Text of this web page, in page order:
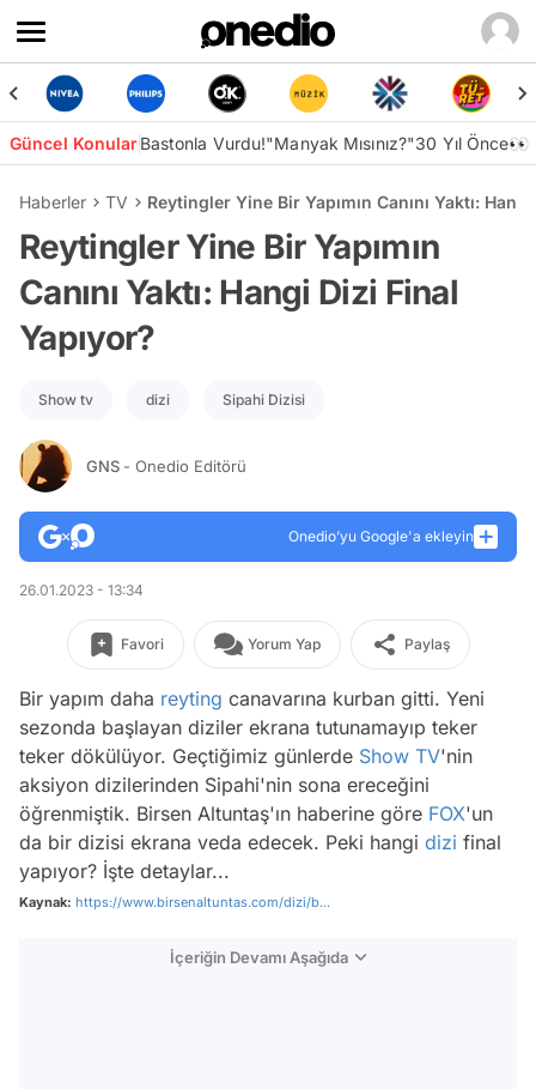
Güncel KonularBastonla Vurdu!"Manyak Mısınız?"30 Yıl Önce👀
Haberler TV Reytingler Yine Bir Yapımın Canını Yaktı:
Reytingler Yine Bir Yapımın
Canını Yaktı: Hangi Dizi Final
Yapıyor?
Show tv dizi Sipahi Dizisi
GNS - Onedio Editörü
Onedio’yu Google'a ekleyin
26.01.2023 - 13:34
Favori Yorum Yap Paylaş
Bir yapım daha reyting canavarına kurban gitti. Yeni
sezonda başlayan diziler ekrana tutunamayıp teker
teker dökülüyor. Geçtiğimiz günlerde Show TV'nin
aksiyon dizilerinden Sipahi'nin sona ereceğini
öğrenmiştik. Birsen Altuntaş'ın haberine göre FOX'un
da bir dizisi ekrana veda edecek. Peki hangi dizi final
yapıyor? İşte detaylar...
Kaynak: https://www.birsenaltuntas.com/dizi/b...
İçeriğin Devamı Aşağıda